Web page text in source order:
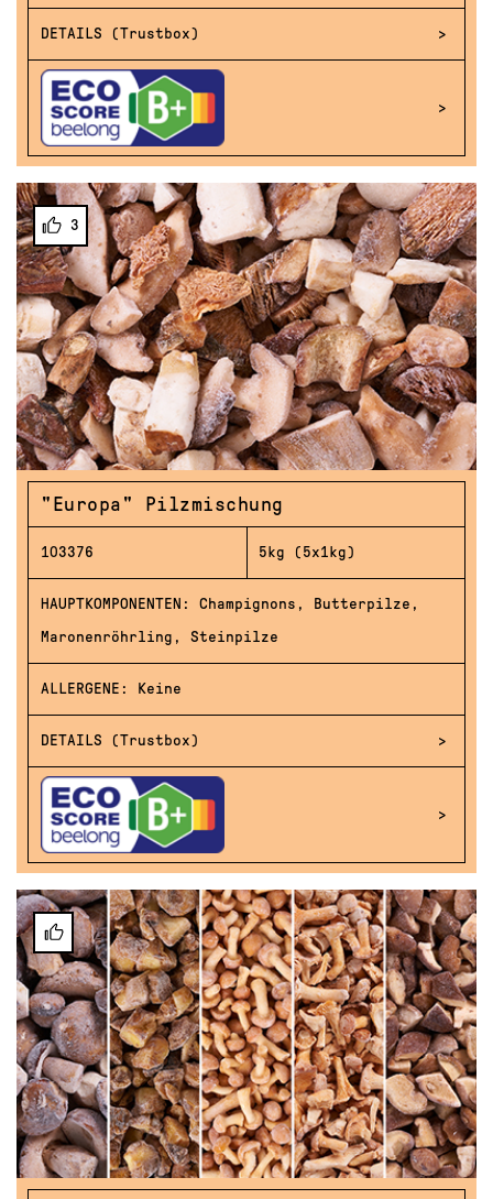
DETAILS (Trustbox)
3
"Europa" Pilzmischung
103376 5kg (5x1kg)
HAUPTKOMPONENTEN: Champignons, Butterpilze,
Maronenröhrling, Steinpilze
ALLERGENE: Keine
DETAILS (Trustbox)